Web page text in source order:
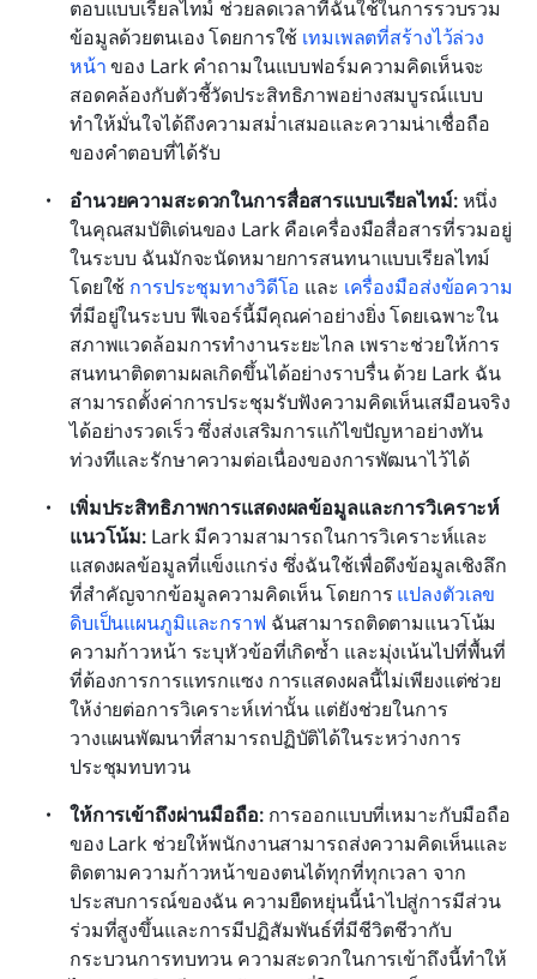
ตอบแบบเรียลไทม์ ช่วยลดเวลาที่ฉันใช้ในการรวบรวม
ข้อมูลด้วยตนเอง โดยการใช้ เทมเพลตที่สร้างไว้ล่วง
หน้า ของ Lark คำถามในแบบฟอร์มความคิดเห็นจะ
สอดคล้องกับตัวชี้วัดประสิทธิภาพอย่างสมบูรณ์แบบ
ทำให้มั่นใจได้ถึงความสม่ำเสมอและความน่าเชื่อถือ
ของคำตอบที่ได้รับ
อำนวยความสะดวกในการสื่อสารแบบเรียลไทม์: หนึ่ง
ในคุณสมบัติเด่นของ Lark คือเครื่องมือสื่อสารที่รวมอยู่
ในระบบ ฉันมักจะนัดหมายการสนทนาแบบเรียลไทม์
โดยใช้ การประชุมทางวิดีโอ และ เครื่องมือส่งข้อความ
ที่มีอยู่ในระบบ ฟีเจอร์นี้มีคุณค่าอย่างยิ่ง โดยเฉพาะใน
สภาพแวดล้อมการทำงานระยะไกล เพราะช่วยให้การ
สนทนาติดตามผลเกิดขึ้นได้อย่างราบรื่น ด้วย Lark ฉัน
สามารถตั้งค่าการประชุมรับฟังความคิดเห็นเสมือนจริง
ได้อย่างรวดเร็ว ซึ่งส่งเสริมการแก้ไขปัญหาอย่างทัน
ท่วงทีและรักษาความต่อเนื่องของการพัฒนาไว้ได้
เพิ่มประสิทธิภาพการแสดงผลข้อมูลและการวิเคราะห์
แนวโน้ม: Lark มีความสามารถในการวิเคราะห์และ
แสดงผลข้อมูลที่แข็งแกร่ง ซึ่งฉันใช้เพื่อดึงข้อมูลเชิงลึก
ที่สำคัญจากข้อมูลความคิดเห็น โดยการ แปลงตัวเลข
ดิบเป็นแผนภูมิและกราฟ ฉันสามารถติดตามแนวโน้ม
ความก้าวหน้า ระบุหัวข้อที่เกิดซ้ำ และมุ่งเน้นไปที่พื้นที่
ที่ต้องการการแทรกแซง การแสดงผลนี้ไม่เพียงแต่ช่วย
ให้ง่ายต่อการวิเคราะห์เท่านั้น แต่ยังช่วยในการ
วางแผนพัฒนาที่สามารถปฏิบัติได้ในระหว่างการ
ประชุมทบทวน
ให้การเข้าถึงผ่านมือถือ: การออกแบบที่เหมาะกับมือถือ
ของ Lark ช่วยให้พนักงานสามารถส่งความคิดเห็นและ
ติดตามความก้าวหน้าของตนได้ทุกที่ทุกเวลา จาก
ประสบการณ์ของฉัน ความยืดหยุ่นนี้นำไปสู่การมีส่วน
ร่วมที่สูงขึ้นและการมีปฏิสัมพันธ์ที่มีชีวิตชีวากับ
กระบวนการทบทวน ความสะดวกในการเข้าถึงนี้ทำให้